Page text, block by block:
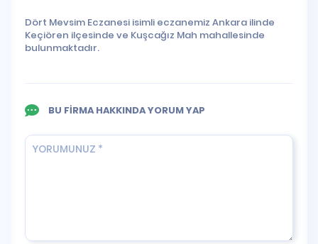
Dört Mevsim Eczanesi isimli eczanemiz Ankara ilinde
Keçiören ilçesinde ve Kuşcağız Mah mahallesinde
bulunmaktadır.
BU FİRMA HAKKINDA YORUM YAP